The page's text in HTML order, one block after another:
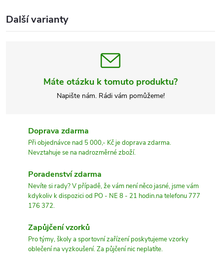
Další varianty
Máte otázku k tomuto produktu?
Napište nám. Rádi vám pomůžeme!
Doprava zdarma
Při objednávce nad 5 000,- Kč je doprava zdarma.
Nevztahuje se na nadrozměrné zboží.
Poradenství zdarma
Nevíte si rady? V případě, že vám není něco jasné, jsme vám
kdykoliv k dispozici od PO - NE 8 - 21 hodin.na telefonu 777
176 372.
Zapůjčení vzorků
Pro týmy, školy a sportovní zařízení poskytujeme vzorky
oblečení na vyzkoušení. Za půjčení nic neplatíte.